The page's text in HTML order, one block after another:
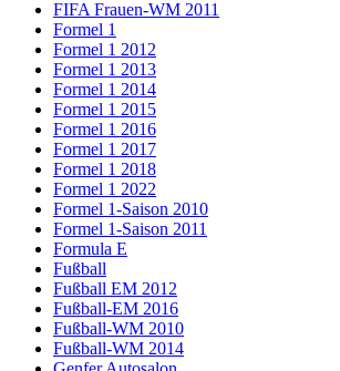
FIFA Frauen-WM 2011
Formel 1
Formel 1 2012
Formel 1 2013
Formel 1 2014
Formel 1 2015
Formel 1 2016
Formel 1 2017
Formel 1 2018
Formel 1 2022
Formel 1-Saison 2010
Formel 1-Saison 2011
Formula E
Fußball
Fußball EM 2012
Fußball-EM 2016
Fußball-WM 2010
Fußball-WM 2014